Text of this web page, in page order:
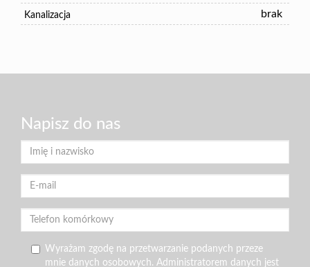
Kanalizacja brak
Napisz do nas
Wyrażam zgodę na przetwarzanie podanych przeze
mnie danych osobowych. Administratorem danych jest